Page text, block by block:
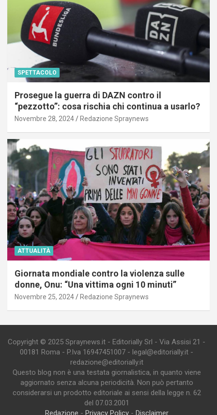
SPETTACOLO
Prosegue la guerra di DAZN contro il
“pezzotto”: cosa rischia chi continua a usarlo?
Novembre 28, 2024 Redazione Spraynews
ATTUALITÀ
Giornata mondiale contro la violenza sulle
donne, Onu: “Una vittima ogni 10 minuti”
Novembre 25, 2024 Redazione Spraynews
Copyright © 2025 Spraynews.it - Editorially Srl - Via Assisi 21 -
00181 Roma - P.Iva 16947451007 - legal@editorially.it -
redazione@editorially.it
Questo blog non è una testata giornalistica, in quanto viene
aggiornato senza alcuna periodicità. Non può pertanto
considerarsi un prodotto editoriale ai sensi della legge n. 62
del 07.03.2001
Redazione - Privacy Policy- Disclaimer